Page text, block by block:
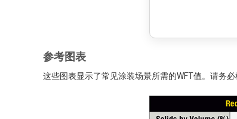
参考图表
这些图表显示了常见涂装场景所需的WFT值。请务